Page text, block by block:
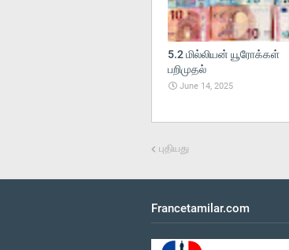
5.2 மில்லியன் யூரோக்கள்
பறிமுதல்
June 14, 2025
புதியது
Francetamilar.com